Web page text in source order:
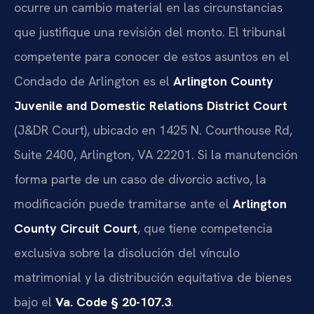
ocurre un cambio material en las circunstancias
que justifique una revisión del monto. El tribunal
competente para conocer de estos asuntos en el
Condado de Arlington es el Arlington County
Juvenile and Domestic Relations District Court
(J&DR Court), ubicado en 1425 N. Courthouse Rd,
Suite 2400, Arlington, VA 22201. Si la manutención
forma parte de un caso de divorcio activo, la
modificación puede tramitarse ante el Arlington
County Circuit Court, que tiene competencia
exclusiva sobre la disolución del vínculo
matrimonial y la distribución equitativa de bienes
bajo el Va. Code § 20-107.3.